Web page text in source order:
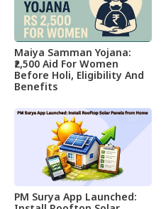
Maiya Samman Yojana:
₹2,500 Aid For Women
Before Holi, Eligibility And
Benefits
PM Surya App Launched: